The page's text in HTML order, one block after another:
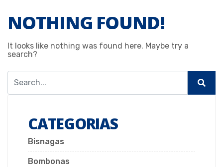
NOTHING FOUND!
It looks like nothing was found here. Maybe try a
search?
CATEGORIAS
Bisnagas
Bombonas